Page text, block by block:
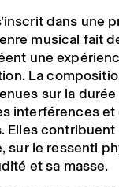
dans une
musical fait
une
La
sur la
interférences
contribuent
sur le ressenti
et sa masse.